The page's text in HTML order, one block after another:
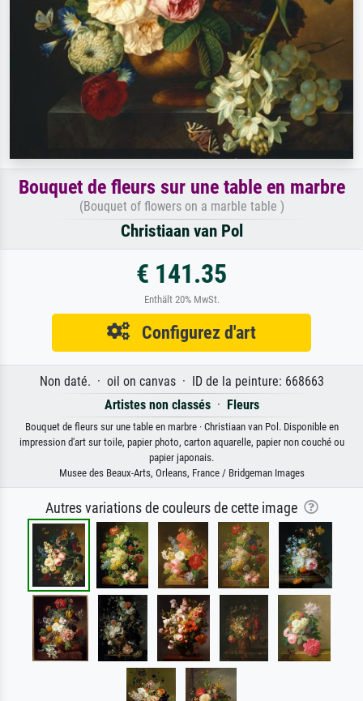
Bouquet de fleurs sur une table en marbre
(Bouquet of flowers on a marble table )
Christiaan van Pol
€ 141.35
Enthält 20% MwSt.
Configurez d'art
Non daté. · oil on canvas · ID de la peinture: 668663
Artistes non classés· Fleurs
Bouquet de fleurs sur une table en marbre · Christiaan van Pol. Disponible en
impression d'art sur toile, papier photo, carton aquarelle, papier non couché ou
papier japonais.
Musee des Beaux-Arts, Orleans, France / Bridgeman Images
Autres variations de couleurs de cette image